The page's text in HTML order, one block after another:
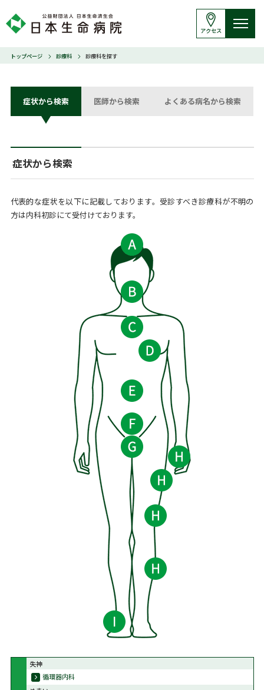
アクセス
トップページ 診療科 診療科を探す
症状から検索 医師から検索 よくある病名から検索
症状から検索
代表的な症状を以下に記載しております。受診すべき診療科が不明の
方は内科初診にて受付けております。
失神
循環器内科